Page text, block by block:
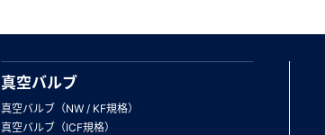
真空バルブ
真空バルブ（NW / KF規格）
真空バルブ（ICF規格）